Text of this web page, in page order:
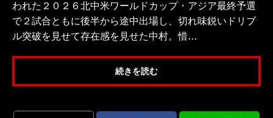
われた２０２６北中米ワールドカップ・アジア最終予選
で２試合ともに後半から途中出場し、切れ味鋭いドリブ
ル突破を見せて存在感を見せた中村。惜…
続きを読む